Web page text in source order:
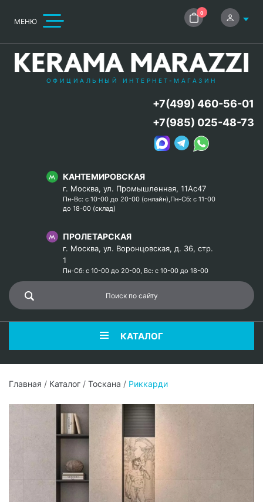
МЕНЮ
0
ОФИЦИАЛЬНЫЙ ИНТЕРНЕТ-МАГАЗИН
КАНТЕМИРОВСКАЯ
г. Москва, ул. Промышленная, 11Ас47
Пн-Вс: с 10-00 до 20-00 (онлайн),Пн-Сб: с 11-00
до 18-00 (склад)
ПРОЛЕТАРСКАЯ
г. Москва, ул. Воронцовская, д. 36, стр.
1
Пн-Сб: с 10-00 до 20-00, Вс: с 10-00 до 18-00
+7(499) 460-56-01
+7(985) 025-48-73
КАТАЛОГ
Главная / Каталог / Тоскана / Риккарди